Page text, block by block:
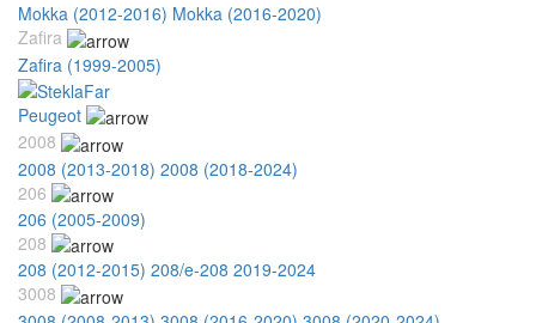
Mokka (2012-2016) Mokka (2016-2020)
Zafira
Zafira (1999-2005)
Peugeot
2008
2008 (2013-2018) 2008 (2018-2024)
206
206 (2005-2009)
208
208 (2012-2015) 208/e-208 2019-2024
3008